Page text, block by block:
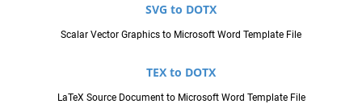
SVG to DOTX
Scalar Vector Graphics to Microsoft Word Template File
TEX to DOTX
LaTeX Source Document to Microsoft Word Template File